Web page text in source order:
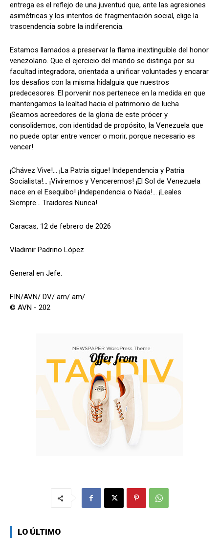
entrega es el reflejo de una juventud que, ante las agresiones
asimétricas y los intentos de fragmentación social, elige la
trascendencia sobre la indiferencia.
Estamos llamados a preservar la flama inextinguible del honor
venezolano. Que el ejercicio del mando se distinga por su
facultad integradora, orientada a unificar voluntades y encarar
los desafios con la misma hidalguia que nuestros
predecesores. El porvenir nos pertenece en la medida en que
mantengamos la lealtad hacia el patrimonio de lucha.
¡Seamos acreedores de la gloria de este prócer y
consolidemos, con identidad de propósito, la Venezuela que
no puede optar entre vencer o morir, porque necesario es
vencer!
¡Chávez Vive!... ¡La Patria sigue! Independencia y Patria
Socialista!... ¡Viviremos y Venceremos! ¡El Sol de Venezuela
nace en el Esequibo! ¡Independencia o Nada!... ¡Leales
Siempre... Traidores Nunca!
Caracas, 12 de febrero de 2026
Vladimir Padrino López
General en Jefe.
FIN/AVN/ DV/ am/ am/
© AVN - 202
LO ÚLTIMO